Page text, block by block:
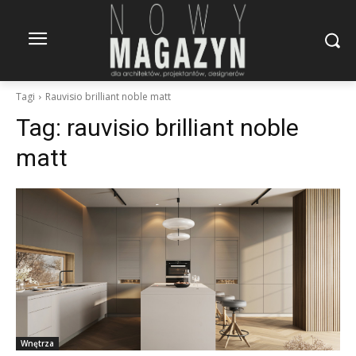
Tagi Rauvisio brilliant noble matt
Tag: rauvisio brilliant noble
matt
Wnętrza